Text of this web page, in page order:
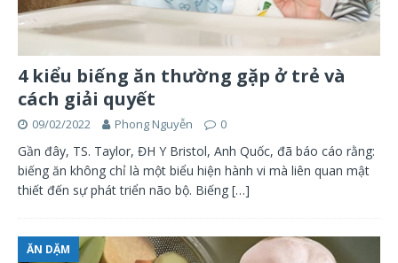
4 kiểu biếng ăn thường gặp ở trẻ và
cách giải quyết
09/02/2022 Phong Nguyễn 0
Gần đây, TS. Taylor, ĐH Y Bristol, Anh Quốc, đã báo cáo rằng:
biếng ăn không chỉ là một biểu hiện hành vi mà liên quan mật
thiết đến sự phát triển não bộ. Biếng […]
ĂN DẶM